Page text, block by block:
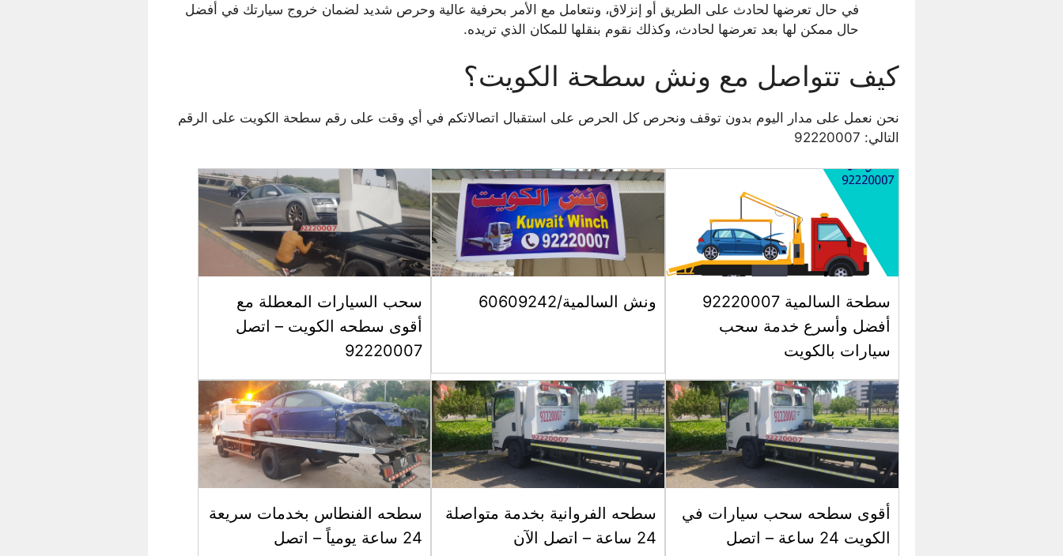
في حال تعرضها لحادث على الطريق أو إنزلاق، ونتعامل مع الأمر بحرفية عالية وحرص شديد لضمان خروج سيارتك في أفضل
حال ممكن لها بعد تعرضها لحادث، وكذلك نقوم بنقلها للمكان الذي تريده.
كيف تتواصل مع ونش سطحة الكويت؟
نحن نعمل على مدار اليوم بدون توقف ونحرص كل الحرص على استقبال اتصالاتكم في أي وقت على رقم سطحة الكويت على الرقم
التالي: 92220007
سطحة السالمية 92220007
أفضل وأسرع خدمة سحب
سيارات بالكويت
ونش السالمية/60609242
سحب السيارات المعطلة مع
أقوى سطحه الكويت – اتصل
92220007
أقوى سطحه سحب سيارات في
الكويت 24 ساعة – اتصل
سطحه الفروانية بخدمة متواصلة
24 ساعة – اتصل الآن
سطحه الفنطاس بخدمات سريعة
24 ساعة يومياً – اتصل